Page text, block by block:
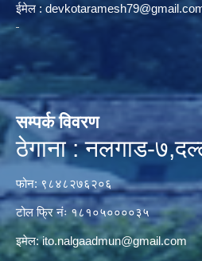
ईमेल :
सम्पर्क विवरण
ठेगाना : नलगाड-
फोन: ९८४८२७६२०६
टोल फ्रि नंः १८१०५००००३५
इमेल:ito.nalgaadmun@gmail.com